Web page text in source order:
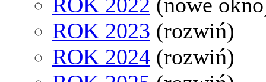
ROK 2023 (rozwiń)
ROK 2024 (rozwiń)